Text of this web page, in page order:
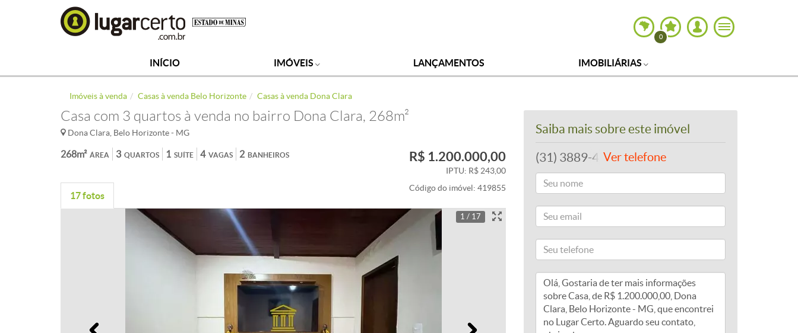
0
INÍCIO IMÓVEIS LANÇAMENTOS IMOBILIÁRIAS
Imóveis à venda Casas à venda Belo Horizonte Casas à venda Dona Clara
Casa com 3 quartos à venda no bairro Dona Clara, 268m²
Dona Clara, Belo Horizonte - MG
ÁREA
268m² QUARTOS
3 SUÍTE
1 VAGAS
4 BANHEIROS
2 R$ 1.200.000,00
IPTU: R$ 243,00
17 fotos
Código do imóvel: 419855
1 / 17
Saiba mais sobre este imóvel
(31) 3889-4765Ver telefone